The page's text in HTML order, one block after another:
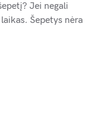
Jei negali
Šepetys nėra